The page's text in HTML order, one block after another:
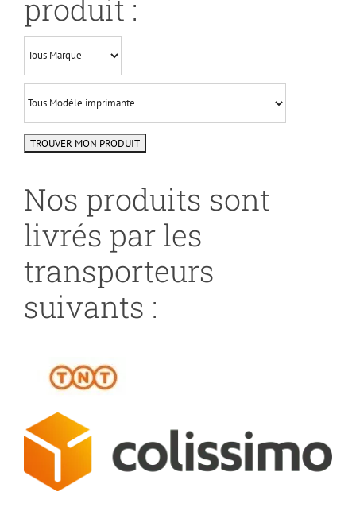
produit :
Nos produits sont
livrés par les
transporteurs
suivants :